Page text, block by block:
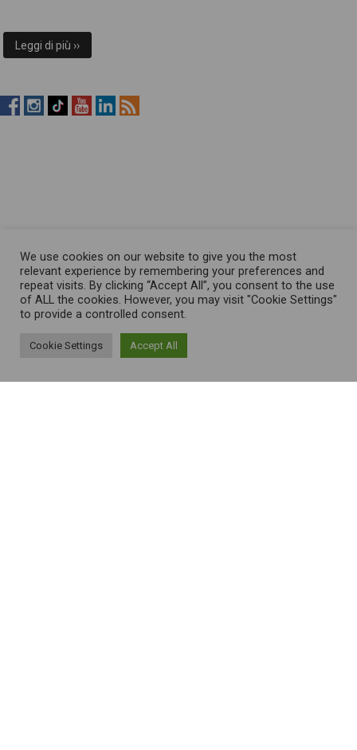
Leggi di più ››
RistopiùNews
RistopiùNews
RistopiùNews
RistopiùNews
RistopiùNews
RSS
We use cookies on our website to give you the most
relevant experience by remembering your preferences and
repeat visits. By clicking “Accept All”, you consent to the use
of ALL the cookies. However, you may visit "Cookie Settings"
to provide a controlled consent.
Cookie Settings Accept All